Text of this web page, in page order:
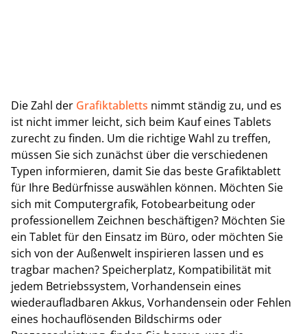
Die Zahl der Grafiktabletts nimmt ständig zu, und es
ist nicht immer leicht, sich beim Kauf eines Tablets
zurecht zu finden. Um die richtige Wahl zu treffen,
müssen Sie sich zunächst über die verschiedenen
Typen informieren, damit Sie das beste Grafiktablett
für Ihre Bedürfnisse auswählen können. Möchten Sie
sich mit Computergrafik, Fotobearbeitung oder
professionellem Zeichnen beschäftigen? Möchten Sie
ein Tablet für den Einsatz im Büro, oder möchten Sie
sich von der Außenwelt inspirieren lassen und es
tragbar machen? Speicherplatz, Kompatibilität mit
jedem Betriebssystem, Vorhandensein eines
wiederaufladbaren Akkus, Vorhandensein oder Fehlen
eines hochauflösenden Bildschirms oder